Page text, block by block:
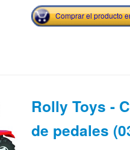
Comprar el producto
Rolly Toys -
de pedales